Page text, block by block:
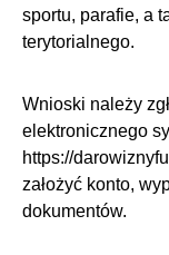
sportu, parafie, a
terytorialnego.
Wnioski należy
elektronicznego
https://
założyć konto,
dokumentów.